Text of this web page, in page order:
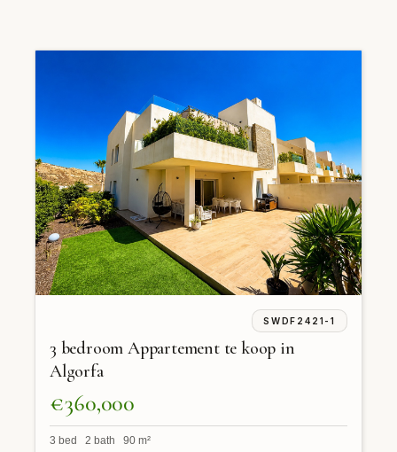
SWDF2421-1
3 bedroom Appartement te koop in
Algorfa
€360,000
3 bed 2 bath 90 m²